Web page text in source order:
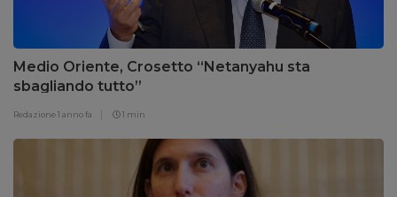
Medio Oriente, Crosetto “Netanyahu sta
sbagliando tutto”
Redazione1 anno fa 1 min